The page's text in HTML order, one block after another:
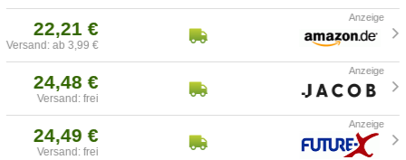
22,21 €
Versand: ab 3,99 €
24,48 €
Versand: frei
24,49 €
Versand: frei